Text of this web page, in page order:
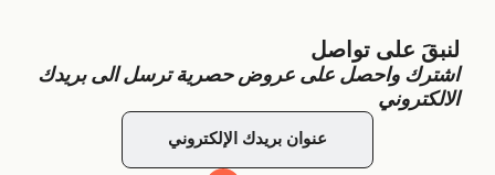
لنبقَ على تواصل
اشترك واحصل على عروض حصرية ترسل الى بريدك
الالكتروني